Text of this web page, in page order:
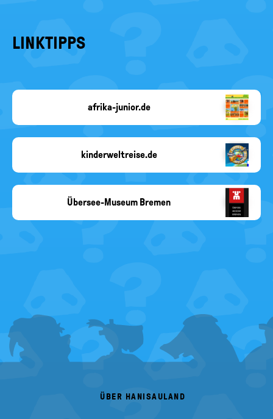
LINKTIPPS
fehlt
afrika-junior.de
fehlt
kinderweltreise.de
Übersee-Museum Bremen
FOOTER
MENU
ÜBER HANISAULAND